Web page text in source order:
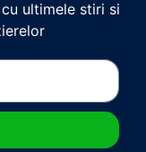
ultimele stiri si